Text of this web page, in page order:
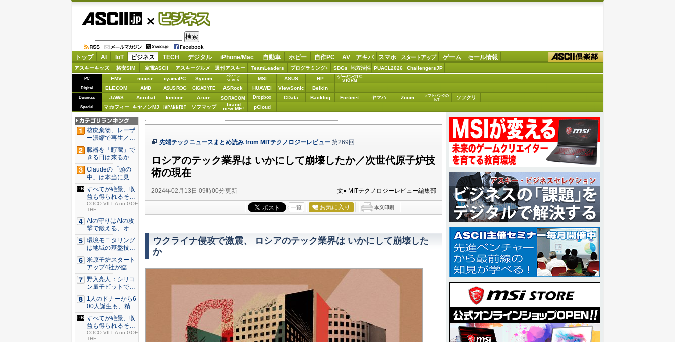
ビジネス
トップ AI IoT ビジネス TECH デジタル iPhone/Mac 自動車 ホビー 自作PC AV アキバ スマホ スタートアップ ゲーム セール情報
アスキーキッズ 格安SIM 家電ASCII アスキーグルメ 週刊アスキー TeamLeaders プログラミング+ SDGs 地方活性 PUACL2026 ChallengersJP
PC FMV mouse iiyamaPC Sycom
パソコン
SEVEN
MSI ASUS HP ゲーミングPC
STORM
Digital ELECOM AMD ASUS ROG GIGABYTE ASRock HUAWEI ViewSonic Belkin
Business JAWS Acrobat kintone Azure SORACOM Dropbox CData Backlog Fortinet ヤマハ Zoom
ソフトバンクの
IoT
ソフクリ
Special マカフィー キヤノンMJ JAPANNEXT ソフマップ brand
new ME! pCloud
先端テックニュースまとめ読み from MITテクノロジーレビュー 第269回
ロシアのテック業界は いかにして崩壊したか／次世代原子炉技
術の現在
2024年02月13日 09時00分更新 文● MITテクノロジーレビュー編集部
一覧 お気に入り
ウクライナ侵攻で激震、 ロシアのテック業界は いかにして崩壊した
か
核廃棄物、レーザ
ー濃縮で再生／ブ
タ腎臓、...
臓器を「貯蔵」で
きる日は来るか？
体外保...
Claudeの「頭の
中」は本当に見え
たの...
すべてが絶景、収
益も得られるその
仕組みと...
COCO VILLA on GOE
THE
AIの守りはAIの攻
撃で鍛える、オー
プン...
環境モニタリング
は地域の基盤技術
へ 村上...
米原子炉スタート
アップ4社が臨界
達成、原...
野入亮人：シリコ
ン量子ビットで大
規模化の...
1人のドナーから6
00人誕生も、精子
提供...
すべてが絶景、収
益も得られるその
仕組みと...
COCO VILLA on GOE
THE